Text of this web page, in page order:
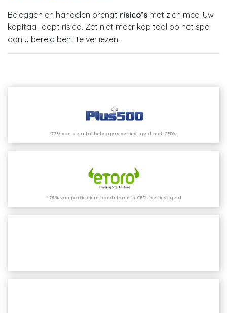
Beleggen en handelen brengt risico’s met zich mee. Uw
kapitaal loopt risico. Zet niet meer kapitaal op het spel
dan u bereid bent te verliezen.
*77% van de retailbeleggers verliest geld met CFD’s.
* 75% van particuliere handelaren in CFD's verliest geld